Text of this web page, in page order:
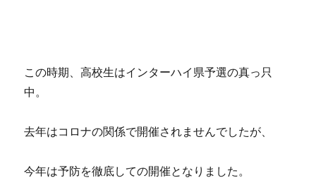
この時期、高校生はインターハイ県予選の真っ只
中。
去年はコロナの関係で開催されませんでしたが、
今年は予防を徹底しての開催となりました。